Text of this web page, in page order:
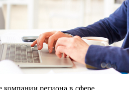
региона в сфере